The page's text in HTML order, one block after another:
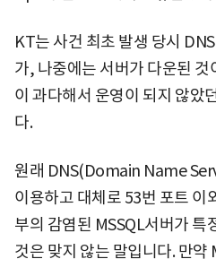
KT는 사건 최초 발생 당시
가, 나중에는 서버가 다운된
이 과다해서 운영이 되지 않았
다.
원래 DNS(Domain Name
이용하고 대체로 53번 포트 이
부의 감염된 MSSQL서버가 특
것은 맞지 않는 말입니다. 만약